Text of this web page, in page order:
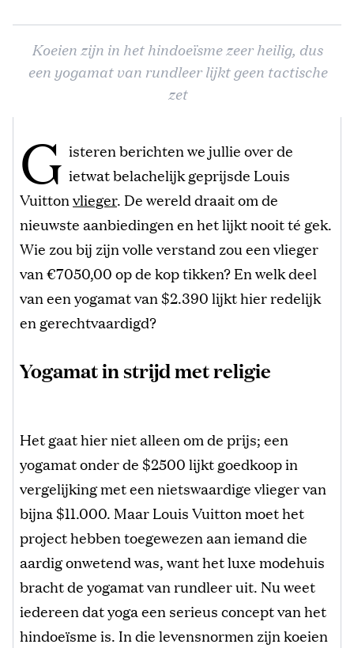
Koeien zijn in het hindoeïsme zeer heilig, dus
een yogamat van rundleer lijkt geen tactische
zet
G isteren berichten we jullie over de
ietwat belachelijk geprijsde Louis
Vuittonvlieger. De wereld draait om de
nieuwste aanbiedingen en het lijkt nooit té gek.
Wie zou bij zijn volle verstand zou een vlieger
van €7050,00 op de kop tikken? En welk deel
van een yogamat van $2.390 lijkt hier redelijk
en gerechtvaardigd?
Yogamat in strijd met religie
Het gaat hier niet alleen om de prijs; een
yogamat onder de $2500 lijkt goedkoop in
vergelijking met een nietswaardige vlieger van
bijna $11.000. Maar Louis Vuitton moet het
project hebben toegewezen aan iemand die
aardig onwetend was, want het luxe modehuis
bracht de yogamat van rundleer uit. Nu weet
iedereen dat yoga een serieus concept van het
hindoeïsme is. In die levensnormen zijn koeien